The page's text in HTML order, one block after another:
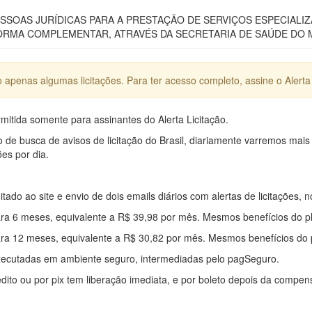
JURÍDICAS PARA A PRESTAÇÃO DE SERVIÇOS
COMPLEMENTAR, ATRAVÉS DA SECRETARIA DE SAÚDE DO
apenas algumas licitações. Para ter acesso completo, assine o
somente para assinantes do Alerta Licitação.
de busca de avisos de licitação do Brasil, diariamente varremos
por dia.
ao site e envio de dois emails diários com alertas de licitações,
6 meses, equivalente a R$ 39,98 por mês. Mesmos benefícios do
12 meses, equivalente a R$ 30,82 por mês. Mesmos benefícios
em ambiente seguro, intermediadas pelo pagSeguro.
ou por pix tem liberação imediata, e por boleto depois da